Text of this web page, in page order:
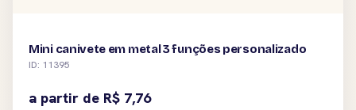
Mini canivete em metal 3 funções personalizado
ID: 11395
a partir de R$ 7,76